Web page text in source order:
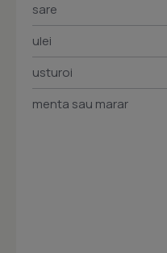
sare
ulei
usturoi
menta sau marar